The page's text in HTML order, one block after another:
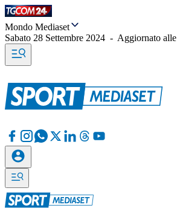
Mondo Mediaset
Sabato 28 Settembre 2024 - Aggiornato alle